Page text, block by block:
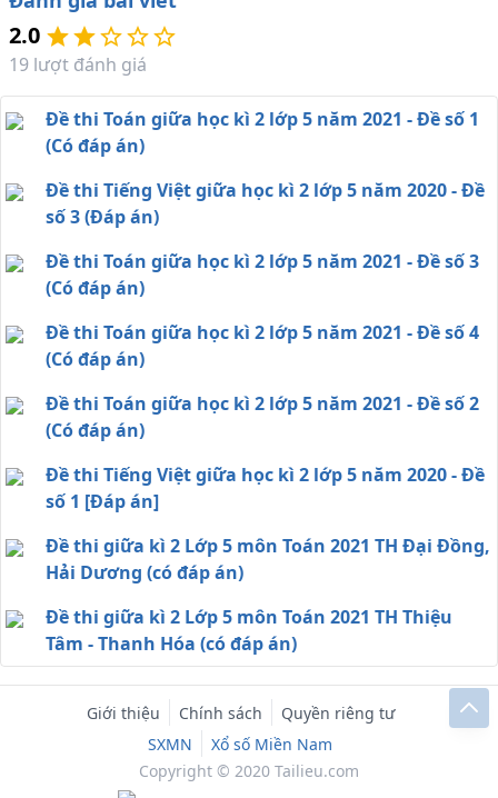
2.0
19 lượt đánh giá
Đề thi Toán giữa học kì 2 lớp 5 năm 2021 - Đề số 1
(Có đáp án)
Đề thi Tiếng Việt giữa học kì 2 lớp 5 năm 2020 - Đề
số 3 (Đáp án)
Đề thi Toán giữa học kì 2 lớp 5 năm 2021 - Đề số 3
(Có đáp án)
Đề thi Toán giữa học kì 2 lớp 5 năm 2021 - Đề số 4
(Có đáp án)
Đề thi Toán giữa học kì 2 lớp 5 năm 2021 - Đề số 2
(Có đáp án)
Đề thi Tiếng Việt giữa học kì 2 lớp 5 năm 2020 - Đề
số 1 [Đáp án]
Đề thi giữa kì 2 Lớp 5 môn Toán 2021 TH Đại Đồng,
Hải Dương (có đáp án)
Đề thi giữa kì 2 Lớp 5 môn Toán 2021 TH Thiệu
Tâm - Thanh Hóa (có đáp án)
Giới thiệu Chính sách
Quyền riêng tư
SXMN
Xổ số Miền Nam
Copyright © 2020 Tailieu.com